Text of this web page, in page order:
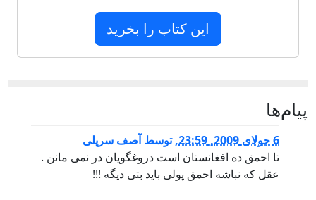
این کتاب را بخرید
پيام‌ها
6 جولای 2009, 23:59 ,توسط آصف سرپلی
تا احمق ده افغانستان است دروغگویان در نمی مانن .
عقل که نباشه احمق پولی باید بتی دیگه !!!